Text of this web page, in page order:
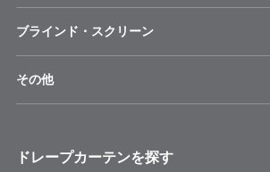
ブラインド・スクリーン
その他
ドレープカーテンを探す